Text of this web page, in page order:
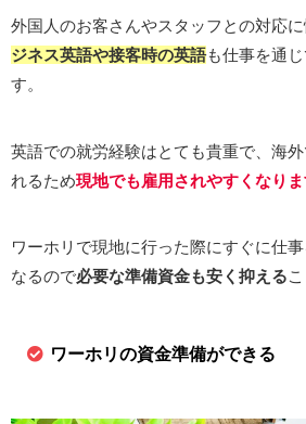
外国人のお客さんやスタッフとの対応に
ジネス英語や接客時の英語も仕事を通
す。
英語での就労経験はとても貴重で、海
れるため現地でも雇用されやすくなり
ワーホリで現地に行った際にすぐに仕
なるので必要な準備資金も安く抑える
ワーホリの資金準備ができる